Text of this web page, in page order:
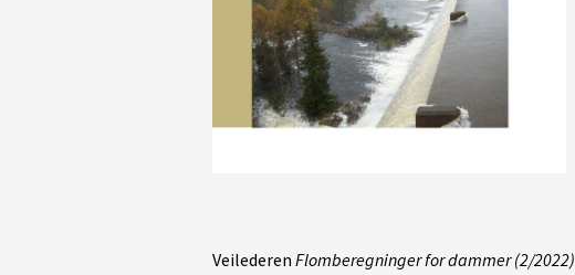
Veilederen Flomberegninger for dammer (2/2022)